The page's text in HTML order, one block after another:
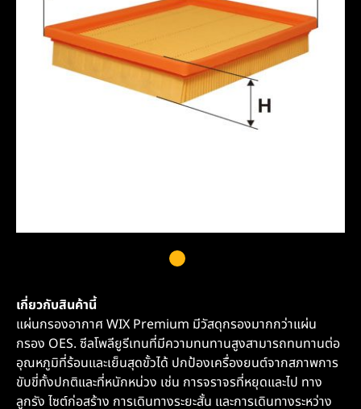
เกี่ยวกับสินค้านี้
แผ่นกรองอากาศ WIX Premium มีวัสดุกรองมากกว่าแผ่น
กรอง OES. ซีลโพลียูรีเทนที่มีความทนทานสูงสามารถทนทานต่อ
อุณหภูมิที่ร้อนและเย็นสุดขั้วได้ ปกป้องเครื่องยนต์จากสภาพการ
ขับขี่ทั้งปกติและที่หนักหน่วง เช่น การจราจรที่หยุดและไป ทาง
ลูกรัง ไซต์ก่อสร้าง การเดินทางระยะสั้น และการเดินทางระหว่าง